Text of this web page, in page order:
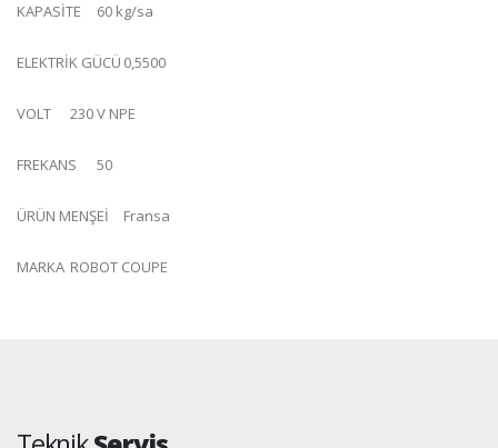
KAPASİTE 60 kg/sa
ELEKTRİK GÜCÜ 0,5500
VOLT 230 V NPE
FREKANS 50
ÜRÜN MENŞEİ Fransa
MARKA ROBOT COUPE